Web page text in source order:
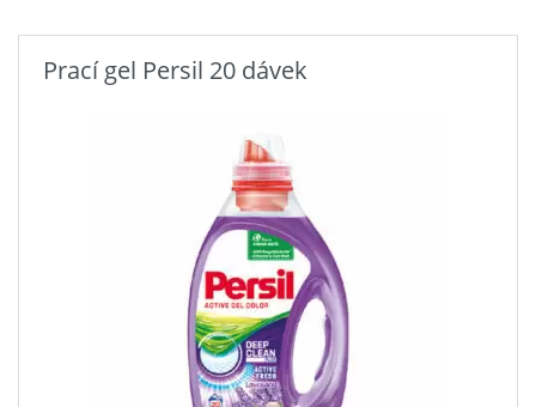
Prací gel Persil 20 dávek